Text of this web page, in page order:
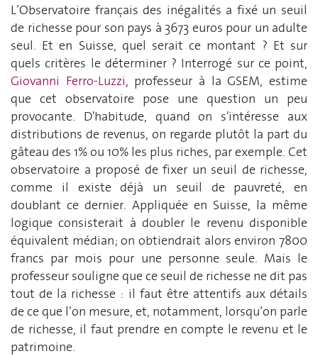
L’Observatoire français des inégalités a fixé un seuil
de richesse pour son pays à 3673 euros pour un adulte
seul. Et en Suisse, quel serait ce montant ? Et sur
quels critères le déterminer ? Interrogé sur ce point,
Giovanni Ferro-Luzzi, professeur à la GSEM, estime
que cet observatoire pose une question un peu
provocante. D'habitude, quand on s'intéresse aux
distributions de revenus, on regarde plutôt la part du
gâteau des 1% ou 10% les plus riches, par exemple. Cet
observatoire a proposé de fixer un seuil de richesse,
comme il existe déjà un seuil de pauvreté, en
doublant ce dernier. Appliquée en Suisse, la même
logique consisterait à doubler le revenu disponible
équivalent médian; on obtiendrait alors environ 7800
francs par mois pour une personne seule. Mais le
professeur souligne que ce seuil de richesse ne dit pas
tout de la richesse : il faut être attentifs aux détails
de ce que l’on mesure, et, notamment, lorsqu’on parle
de richesse, il faut prendre en compte le revenu et le
patrimoine.